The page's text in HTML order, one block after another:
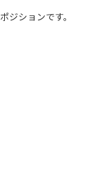
ションです。